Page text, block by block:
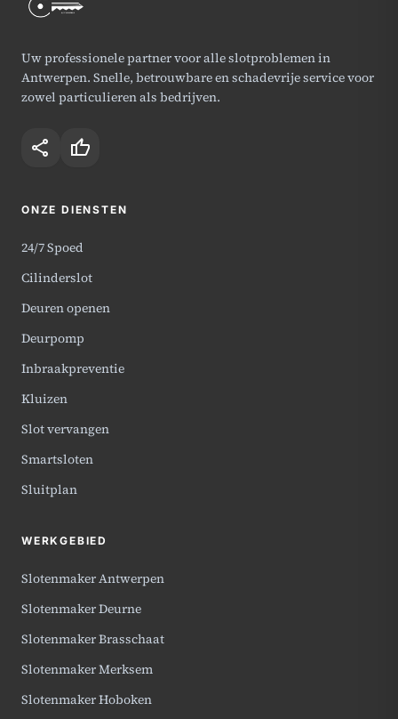
Uw professionele partner voor alle slotproblemen in
Antwerpen. Snelle, betrouwbare en schadevrije service voor
zowel particulieren als bedrijven.
share thumb_up
ONZE DIENSTEN
24/7 Spoed
Cilinderslot
Deuren openen
Deurpomp
Inbraakpreventie
Kluizen
Slot vervangen
Smartsloten
Sluitplan
WERKGEBIED
Slotenmaker Antwerpen
Slotenmaker Deurne
Slotenmaker Brasschaat
Slotenmaker Merksem
Slotenmaker Hoboken